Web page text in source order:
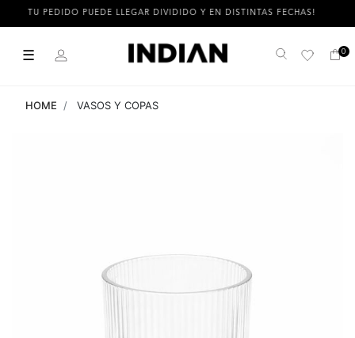
PEDIDO PUEDE LLEGAR DIVIDIDO Y EN DISTINTAS FECHAS!
☰ Buscar 0
HOME VASOS Y COPAS